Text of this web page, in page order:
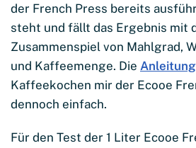
der French Press bereits
steht und fällt das Ergebnis mit
Zusammenspiel von Mahlgrad,
und Kaffeemenge. Die Anleitung
Kaffeekochen mir der Ecooe
dennoch einfach.
Für den Test der 1 Liter Ecooe